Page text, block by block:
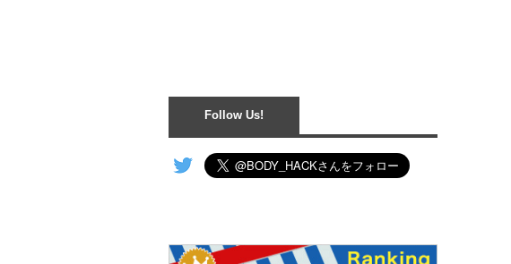
Follow Us!